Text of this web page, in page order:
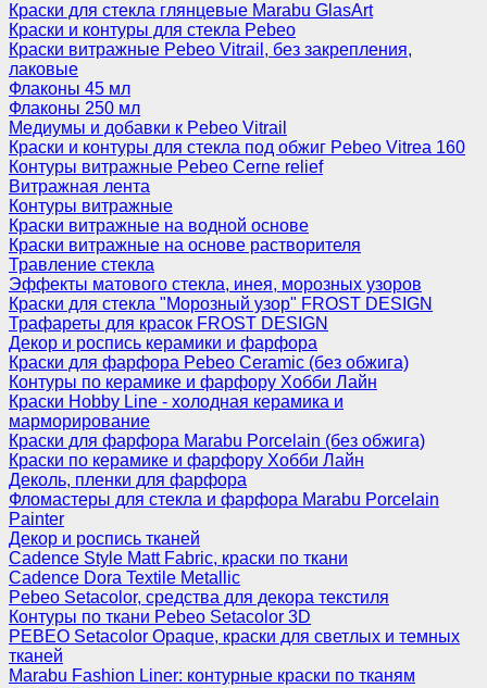
Краски для стекла глянцевые Marabu GlasArt
Краски и контуры для стекла Pebeo
Краски витражные Pebeo Vitrail, без закрепления,
лаковые
Флаконы 45 мл
Флаконы 250 мл
Медиумы и добавки к Pebeo Vitrail
Краски и контуры для стекла под обжиг Pebeo Vitrea 160
Контуры витражные Pebeo Cerne relief
Витражная лента
Контуры витражные
Краски витражные на водной основе
Краски витражные на основе растворителя
Травление стекла
Эффекты матового стекла, инея, морозных узоров
Краски для стекла "Морозный узор" FROST DESIGN
Трафареты для красок FROST DESIGN
Декор и роспись керамики и фарфора
Краски для фарфора Pebeo Ceramic (без обжига)
Контуры по керамике и фарфору Хобби Лайн
Краски Hobby Line - холодная керамика и
марморирование
Краски для фарфора Marabu Porcelain (без обжига)
Краски по керамике и фарфору Хобби Лайн
Деколь, пленки для фарфора
Фломастеры для стекла и фарфора Marabu Porcelain
Painter
Декор и роспись тканей
Cadence Style Matt Fabric, краски по ткани
Cadence Dora Textile Metallic
Pebeo Setacolor, средства для декора текстиля
Контуры по ткани Pebeo Setacolor 3D
PEBEO Setacolor Opaque, краски для светлых и темных
тканей
Marabu Fashion Liner: контурные краски по тканям